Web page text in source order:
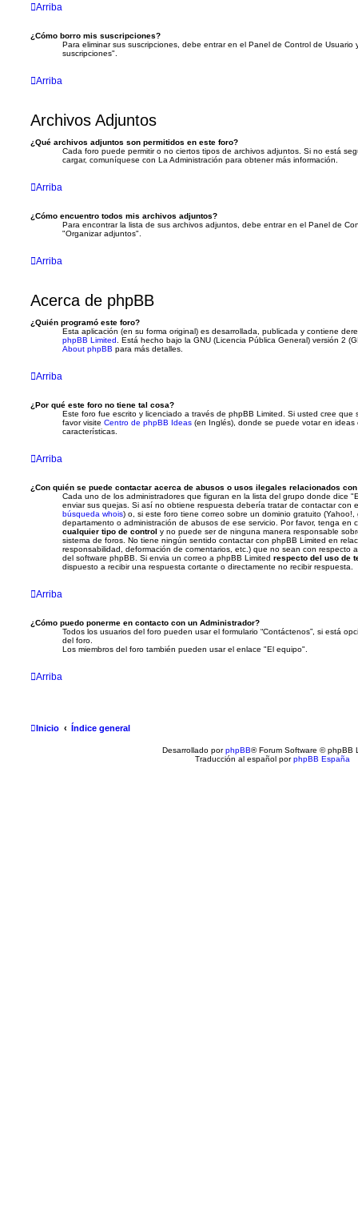
Arriba
¿Cómo borro mis suscripciones?
Para eliminar sus suscripciones, debe entrar en el Panel de Control de Usuario
suscripciones".
Arriba
Archivos Adjuntos
¿Qué archivos adjuntos son permitidos en este foro?
Cada foro puede permitir o no ciertos tipos de archivos adjuntos. Si no está
cargar, comuníquese con La Administración para obtener más información.
Arriba
¿Cómo encuentro todos mis archivos adjuntos?
Para encontrar la lista de sus archivos adjuntos, debe entrar en el Panel de
"Organizar adjuntos".
Arriba
Acerca de phpBB
¿Quién programó este foro?
Esta aplicación (en su forma original) es desarrollada, publicada y contiene
phpBB Limited . Está hecho bajo la GNU (Licencia Pública General) versión 2
About phpBB para más detalles.
Arriba
¿Por qué este foro no tiene tal cosa?
Este foro fue escrito y licenciado a través de phpBB Limited. Si usted cree
favor visite Centro de phpBB Ideas (en Inglés), donde se puede votar en ideas
características.
Arriba
¿Con quién se puede contactar acerca de abusos o usos ilegales relacionados
Cada uno de los administradores que figuran en la lista del grupo donde dice
enviar sus quejas. Si así no obtiene respuesta debería tratar de contactar con
búsqueda whois) o, si este foro tiene correo sobre un dominio gratuito (Yahoo!,
departamento o administración de abusos de ese servicio. Por favor, tenga en
cualquier tipo de control y no puede ser de ninguna manera responsable
sistema de foros. No tiene ningún sentido contactar con phpBB Limited en
responsabilidad, deformación de comentarios, etc.) que no sean con respecto
del software phpBB. Si envia un correo a phpBB Limited respecto del uso de
dispuesto a recibir una respuesta cortante o directamente no recibir respuesta.
Arriba
¿Cómo puedo ponerme en contacto con un Administrador?
Todos los usuarios del foro pueden usar el formulario “Contáctenos”, si está
del foro.
Los miembros del foro también pueden usar el enlace "El equipo".
Arriba
Inicio Índice general
Desarrollado porphpBB® Forum Software © phpBB
Traducción al español porphpBB España